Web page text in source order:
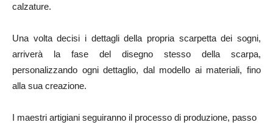
calzature.
Una volta decisi i dettagli della propria scarpetta dei sogni,
arriverà la fase del disegno stesso della scarpa,
personalizzando ogni dettaglio, dal modello ai materiali, fino
alla sua creazione.
I maestri artigiani seguiranno il processo di produzione, passo